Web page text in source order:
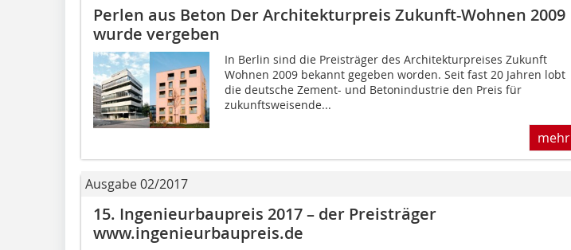
Perlen aus Beton Der Architekturpreis Zukunft-Wohnen 2009
wurde vergeben
In Berlin sind die Preisträger des Architekturpreises Zukunft
Wohnen 2009 bekannt gegeben worden. Seit fast 20 Jahren lobt
die deut­sche Zement- und Betonindustrie den Preis für
zukunftsweisende...
mehr
Ausgabe 02/2017
15. Ingenieurbaupreis 2017 – der Preisträger
www.ingenieurbaupreis.de